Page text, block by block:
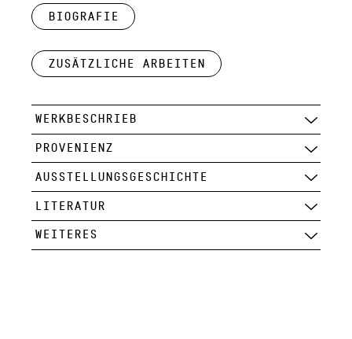
Biografie
Zusätzliche Arbeiten
WERKBESCHRIEB
PROVENIENZ
AUSSTELLUNGSGESCHICHTE
LITERATUR
WEITERES